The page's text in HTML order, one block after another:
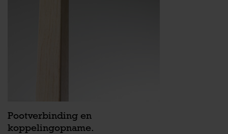
Pootverbinding en
koppelingopname.